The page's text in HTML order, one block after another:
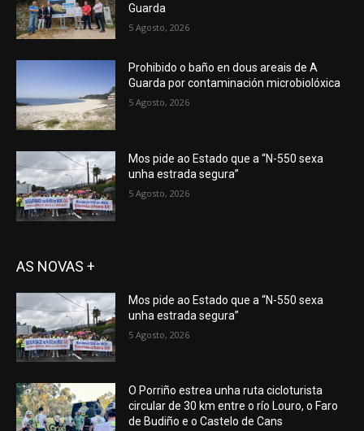
Guarda
5 Agosto, 2026
Prohibido o baño en dous areais de A
Guarda por contaminación microbiolóxica
5 Agosto, 2026
Mos pide ao Estado que a “N-550 sexa
unha estrada segura”
5 Agosto, 2026
AS NOVAS +
Mos pide ao Estado que a “N-550 sexa
unha estrada segura”
5 Agosto, 2026
O Porriño estrea unha ruta cicloturista
circular de 30 km entre o río Louro, o Faro
de Budiño e o Castelo de Cans